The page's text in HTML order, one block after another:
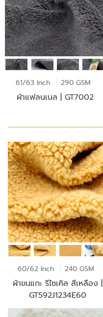
61/63 Inch 290 GSM
ผ้าแฟลนเนล | GT7002
60/62 Inch 240 GSM
ผ้าขนแกะ รีไซเคิล สีเหลือง |
GT592J1234E60